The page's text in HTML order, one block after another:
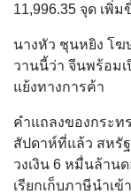
11,996.35 จุด เพิ่ม
นางหัว ชุนหยิง โฆ
วานนี้ว่า จีนพร้อม
แย้งทางการค้า
คำแถลงของกระท
สัปดาห์ที่แล้ว สหรั
วงเงิน 6 หมื่นล้าน
เรียกเก็บภาษีนำเ